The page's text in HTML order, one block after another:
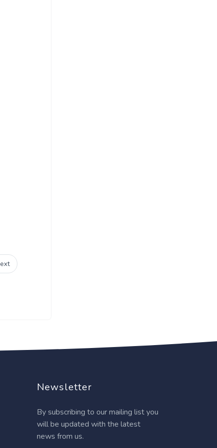
Newsletter
By subscribing to our mailing list you
will be updated with the latest
news from us.